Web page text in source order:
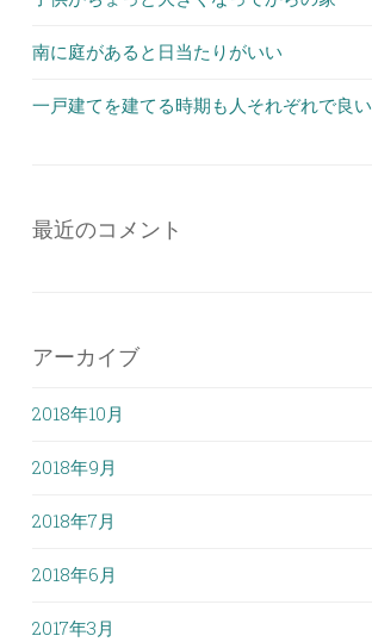
南に庭があると日当たりがいい
一戸建てを建てる時期も人それぞれで良い
最近のコメント
アーカイブ
2018年10月
2018年9月
2018年7月
2018年6月
2017年3月